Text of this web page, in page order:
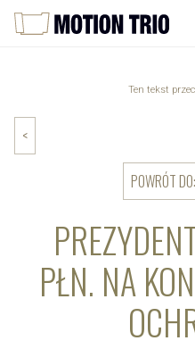
Ten tekst
PŁN. NA
<
POWRÓT